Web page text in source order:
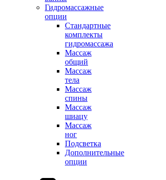
Гидромассажные
опции
Стандартные
комплекты
гидромассажа
Массаж
общий
Массаж
тела
Массаж
спины
Массаж
шиацу
Массаж
ног
Подсветка
Дополнительные
опции